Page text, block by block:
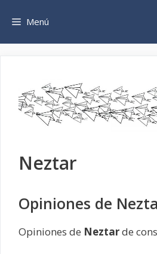
Menú
Neztar
Opiniones de
Opiniones de Neztarde